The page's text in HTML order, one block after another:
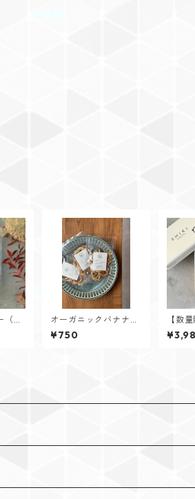
（乳
オーガニックバナナの
ドライチップス
¥750
【数
缶 四季